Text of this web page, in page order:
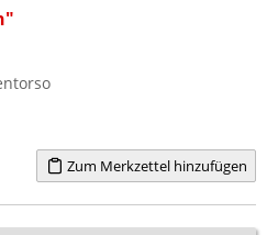
Zum Merkzettel hinzufügen